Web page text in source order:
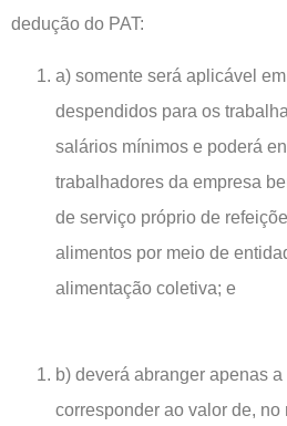
dedução do PAT:
a) somente será aplicável
despendidos para os
salários mínimos e poderá
trabalhadores da empresa
de serviço próprio de
alimentos por meio de
alimentação coletiva; e
b) deverá abranger apenas
corresponder ao valor de, no